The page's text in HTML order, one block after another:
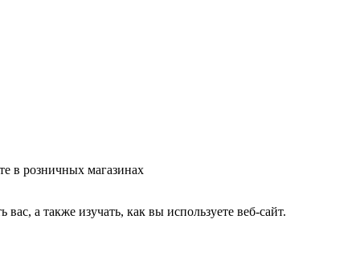
в розничных магазинах
а также изучать, как вы используете веб-сайт.